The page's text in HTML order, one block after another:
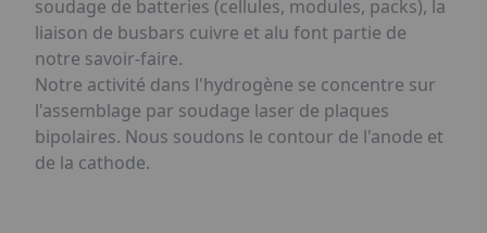
soudage de batteries (cellules, modules, packs), la
liaison de busbars cuivre et alu font partie de
notre savoir-faire.
Notre activité dans l'hydrogène se concentre sur
l'assemblage par soudage laser de plaques
bipolaires. Nous soudons le contour de l'anode et
de la cathode.